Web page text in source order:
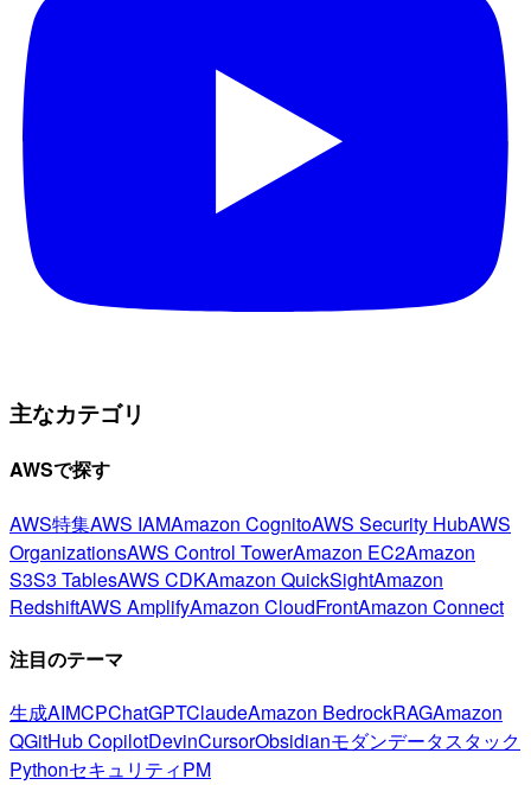
主なカテゴリ
AWSで探す
AWS特集AWS IAMAmazon CognitoAWS Security HubAWS
OrganizationsAWS Control TowerAmazon EC2Amazon
S3S3 TablesAWS CDKAmazon QuickSightAmazon
RedshiftAWS AmplifyAmazon CloudFrontAmazon Connect
注目のテーマ
生成AIMCPChatGPTClaudeAmazon BedrockRAGAmazon
QGitHub CopilotDevinCursorObsidianモダンデータスタック
PythonセキュリティPM